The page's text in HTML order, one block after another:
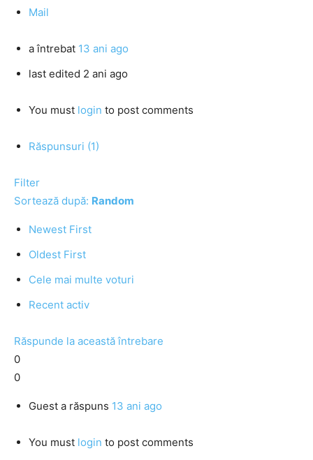
Mail
a întrebat 13 ani ago
last edited 2 ani ago
You must login to post comments
Răspunsuri (1)
Filter
Sortează după: Random
Newest First
Oldest First
Cele mai multe voturi
Recent activ
Răspunde la această întrebare
0
0
Guest a răspuns 13 ani ago
You must login to post comments